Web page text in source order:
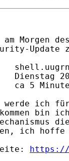
Morgen
Dienstag
ca 5
werde ich
bin
ich hoffe
https://